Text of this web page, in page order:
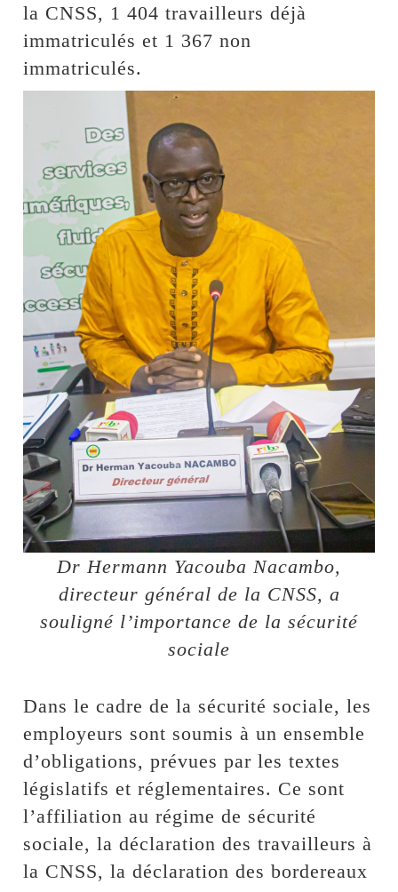
la CNSS, 1 404 travailleurs déjà
immatriculés et 1 367 non
immatriculés.
Dr Hermann Yacouba Nacambo,
directeur général de la CNSS, a
souligné l’importance de la sécurité
sociale
Dans le cadre de la sécurité sociale, les
employeurs sont soumis à un ensemble
d’obligations, prévues par les textes
législatifs et réglementaires. Ce sont
l’affiliation au régime de sécurité
sociale, la déclaration des travailleurs à
la CNSS, la déclaration des bordereaux